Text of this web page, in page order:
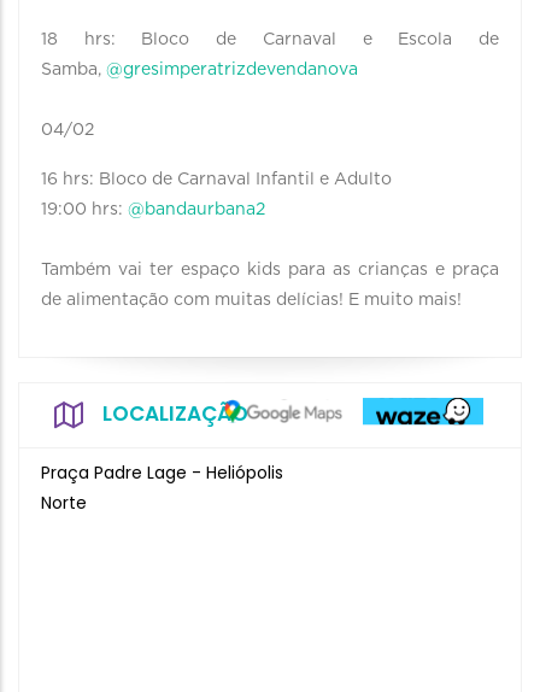
18 hrs: Bloco de Carnaval e Escola de
Samba, @gresimperatrizdevendanova
04/02
16 hrs: Bloco de Carnaval Infantil e Adulto
19:00 hrs: @bandaurbana2
Também vai ter espaço kids para as crianças e praça
de alimentação com muitas delícias! E muito mais!
LOCALIZAÇÃO
Praça Padre Lage - Heliópolis
Norte